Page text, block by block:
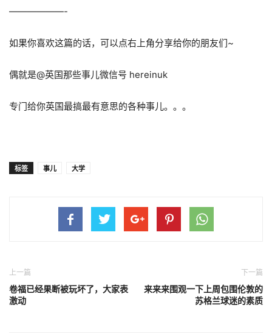
——————-
如果你喜欢这篇的话，可以点右上角分享给你的朋友们~
偶就是@英国那些事儿微信号 hereinuk
专门给你英国最搞最有意思的各种事儿。。。
标签 事儿 大学
上一篇
卷福已经果断被玩坏了，大家表
激动
下一篇
来来来围观一下上周包围伦敦的
苏格兰球迷的素质